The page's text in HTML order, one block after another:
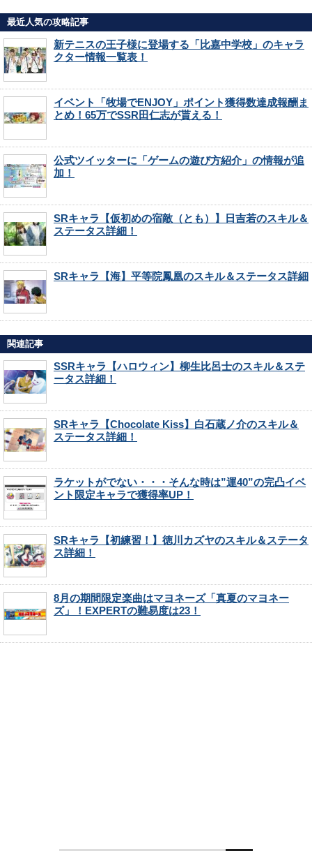
最近人気の攻略記事
新テニスの王子様に登場する「比嘉中学校」のキャラ
クター情報一覧表！
イベント「牧場でENJOY」ポイント獲得数達成報酬ま
とめ！65万でSSR田仁志が貰える！
公式ツイッターに「ゲームの遊び方紹介」の情報が追
加！
SRキャラ【仮初めの宿敵（とも）】日吉若のスキル＆
ステータス詳細！
SRキャラ【海】平等院鳳凰のスキル＆ステータス詳細
関連記事
SSRキャラ【ハロウィン】柳生比呂士のスキル＆ステ
ータス詳細！
SRキャラ【Chocolate Kiss】白石蔵ノ介のスキル＆
ステータス詳細！
ラケットがでない・・・そんな時は”運40”の完凸イベ
ント限定キャラで獲得率UP！
SRキャラ【初練習！】徳川カズヤのスキル＆ステータ
ス詳細！
8月の期間限定楽曲はマヨネーズ「真夏のマヨネー
ズ」！EXPERTの難易度は23！